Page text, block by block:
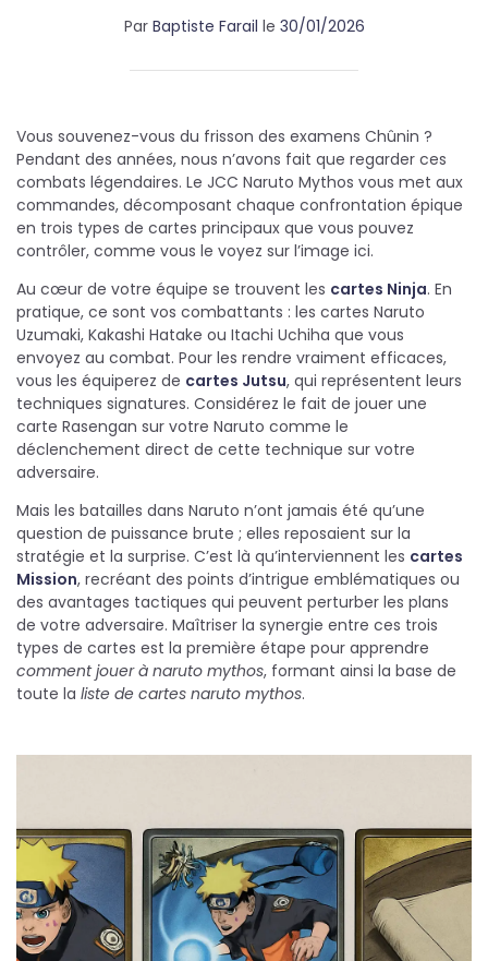
Par Baptiste Farail le 30/01/2026
Vous souvenez-vous du frisson des examens Chûnin ?
Pendant des années, nous n’avons fait que regarder ces
combats légendaires. Le JCC Naruto Mythos vous met aux
commandes, décomposant chaque confrontation épique
en trois types de cartes principaux que vous pouvez
contrôler, comme vous le voyez sur l’image ici.
Au cœur de votre équipe se trouvent les cartes Ninja. En
pratique, ce sont vos combattants : les cartes Naruto
Uzumaki, Kakashi Hatake ou Itachi Uchiha que vous
envoyez au combat. Pour les rendre vraiment efficaces,
vous les équiperez de cartes Jutsu, qui représentent leurs
techniques signatures. Considérez le fait de jouer une
carte Rasengan sur votre Naruto comme le
déclenchement direct de cette technique sur votre
adversaire.
Mais les batailles dans Naruto n’ont jamais été qu’une
question de puissance brute ; elles reposaient sur la
stratégie et la surprise. C’est là qu’interviennent les cartes
Mission, recréant des points d’intrigue emblématiques ou
des avantages tactiques qui peuvent perturber les plans
de votre adversaire. Maîtriser la synergie entre ces trois
types de cartes est la première étape pour apprendre
comment jouer à naruto mythos, formant ainsi la base de
toute la liste de cartes naruto mythos.